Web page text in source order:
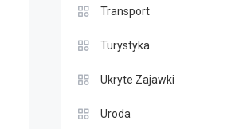
Transport
Turystyka
Ukryte Zajawki
Uroda